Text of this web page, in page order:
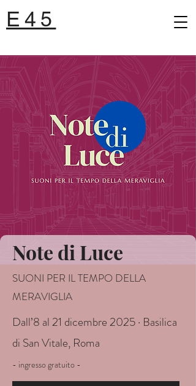
E45
Note di Luce
SUONI PER IL TEMPO DELLA
MERAVIGLIA
Dall’8 al 21 dicembre 2025 · Basilica
di San Vitale, Roma
- ingresso gratuito -